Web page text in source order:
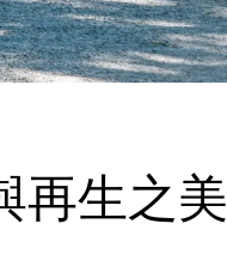
再生之美